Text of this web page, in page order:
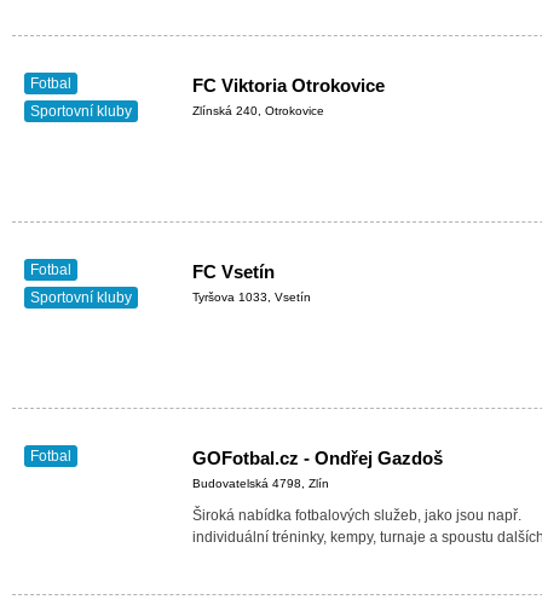
Fotbal
Sportovní kluby
FC Viktoria Otrokovice
Zlínská 240, Otrokovice
Fotbal
Sportovní kluby
FC Vsetín
Tyršova 1033, Vsetín
Fotbal GOFotbal.cz - Ondřej Gazdoš
Budovatelská 4798, Zlín
Široká nabídka fotbalových služeb, jako jsou např.
individuální tréninky, kempy, turnaje a spoustu